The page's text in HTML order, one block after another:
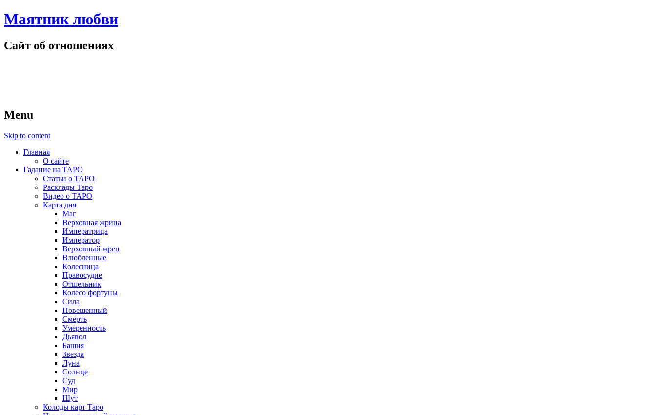
Маятник любви
Сайт об отношениях
Menu
Skip to content
Главная
О сайте
Гадание на ТАРО
Статьи о ТАРО
Расклады Таро
Видео о ТАРО
Карта дня
Маг
Верховная жрица
Императрица
Император
Верховный жрец
Влюбленные
Колесница
Правосудие
Отшельник
Колесо фортуны
Сила
Повешенный
Смерть
Умеренность
Дьявол
Башня
Звезда
Луна
Солнце
Суд
Мир
Шут
Колоды карт Таро